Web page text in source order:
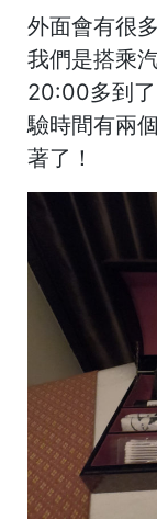
外面會有很
我們是搭乘
20:00多到了
驗時間有兩
著了！